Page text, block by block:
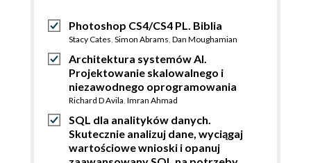
Photoshop CS4/CS4 PL. Biblia
Stacy Cates, Simon Abrams, Dan Moughamian
Architektura systemów AI.
Projektowanie skalowalnego i
niezawodnego oprogramowania
Richard D Avila, Imran Ahmad
SQL dla analityków danych.
Skutecznie analizuj dane, wyciągaj
wartościowe wnioski i opanuj